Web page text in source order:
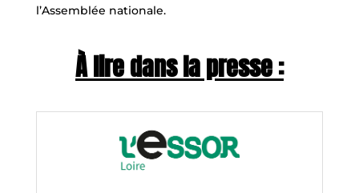
l’Assemblée nationale.
À lire dans la presse :